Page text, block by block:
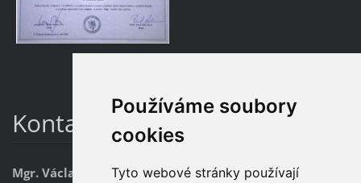
Používáme soubory
cookies
Tyto webové stránky používají
Kontakt
Mgr. Václava Kodadová